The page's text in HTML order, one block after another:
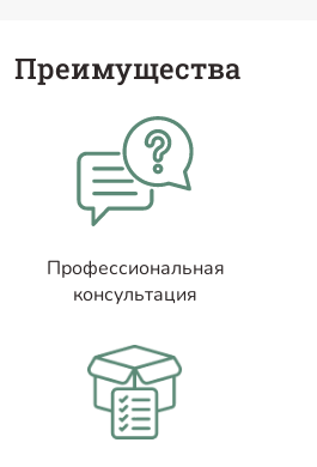
Преимущества
Профессиональная
консультация